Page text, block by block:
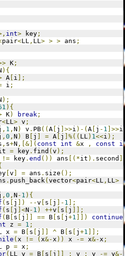
int> key ;
pair<LL , LL> > > ans ;
K ;
){
A i ];
i ;
);
){
K) break ;
<LL> v ;
, 1 , N ) v . PB(( A j ]>>i )-( A j - 1 ]>>i
, 0 , N ) B j = A j ]%(( LL) 1<<i );
, s+N ,[&]( const int &x , const
= key . find ( v );
!= key . end ()) ans [(*it ). second
v = ans . size ();
. push_back( vector<pair<LL , LL>
, 0 , N - 1 ){
( s j ]) --v s j ]- 1 ];
( s j ]<N - 1 ) ++v s j
]];
( B s j == B s j +1 ]]) continue
z = 1 ;
x
= B s j ^ B s j +1 ]];
( x != ( x&-x )) x -= x&-x ;
p
= x ;
( LL y = B s j ; y ; y -= y&-